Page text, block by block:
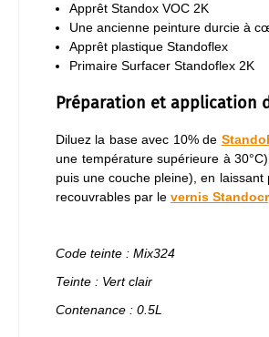
Apprêt Standox VOC 2K
Une ancienne peinture durcie à
Apprêt plastique Standoflex
Primaire Surfacer Standoflex 2K
Préparation et application
Diluez la base avec 10% de
une température supérieure à
puis une couche pleine), en
recouvrables par le vernis
Code teinte : Mix324
Teinte : Vert clair
Contenance : 0.5L